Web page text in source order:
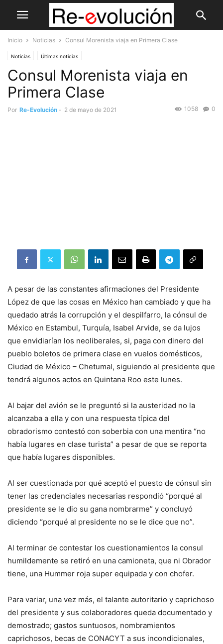
Inicio Noticias Consul Morenista viaja en Primera Clase
Noticias Últimas noticias
Consul Morenista viaja en
Primera Clase
Por Re-Evolución - 2 de mayo de 2021 0
1058
A pesar de las constantes afirmaciones del Presidente
López de que las cosas en México han cambiado y que ha
quedado atrás la corrupción y el despilfarro, la cónsul de
México en Estambul, Turquía, Isabel Arvide, se da lujos
que envidiarían los neoliberales, si, paga con dinero del
pueblo boletos de primera clase en vuelos domésticos,
Ciudad de México – Chetumal, siguiendo al presidente que
tendrá algunos actos en Quintana Roo este lunes.
Al bajar del avión se le preguntó si la austeridad no la
alcanzaba a ella y con una respuesta típica del
obradorismo contestó con soberbia con una mentira “no
había lugares en clase turista” a pesar de que se reporta
que había lugares disponibles.
Al ser cuestionada por qué aceptó el puesto de cónsul sin
tener las credenciales necesarias respondió “porqué al
presidente se le dio su gana nombrarme” y concluyó
diciendo “porqué al presidente no se le dice que no”.
Al terminar de contestar los cuestionamientos la consul
humildemente se retiró en una camioneta, que ni Obrador
tiene, una Hummer roja super equipada y con chofer.
Para variar, una vez más, el talante autoritario y caprichoso
del presidente y sus colaboradores queda documentado y
demostrado; gastos suntuosos, nombramientos
caprichosos, becas de CONACYT a sus incondicionales,